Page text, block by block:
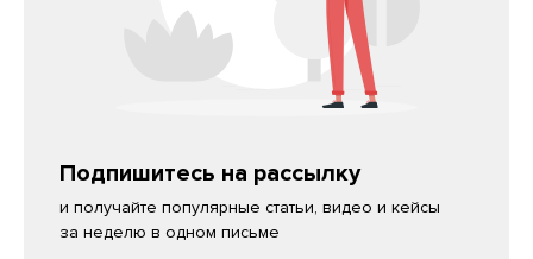
Подпишитесь на рассылку
и получайте популярные статьи, видео и кейсы
за неделю в одном письме